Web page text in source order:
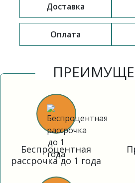
Доставка
Оплата
Беспроцентная
рассрочка до 1 года